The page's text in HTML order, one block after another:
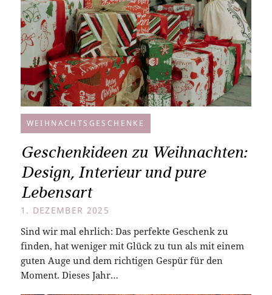
WEIHNACHTSGESCHENKE
Geschenkideen zu Weihnachten:
Design, Interieur und pure
Lebensart
1. DEZEMBER 2025
Sind wir mal ehrlich: Das perfekte Geschenk zu
finden, hat weniger mit Glück zu tun als mit einem
guten Auge und dem richtigen Gespür für den
Moment. Dieses Jahr…